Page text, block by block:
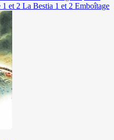
1 et 2 La Bestia 1 et 2 Emboîtage